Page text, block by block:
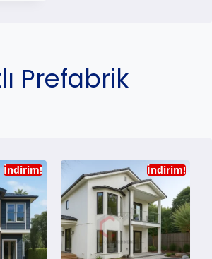
Prefabrik
İndirim! İndirim!